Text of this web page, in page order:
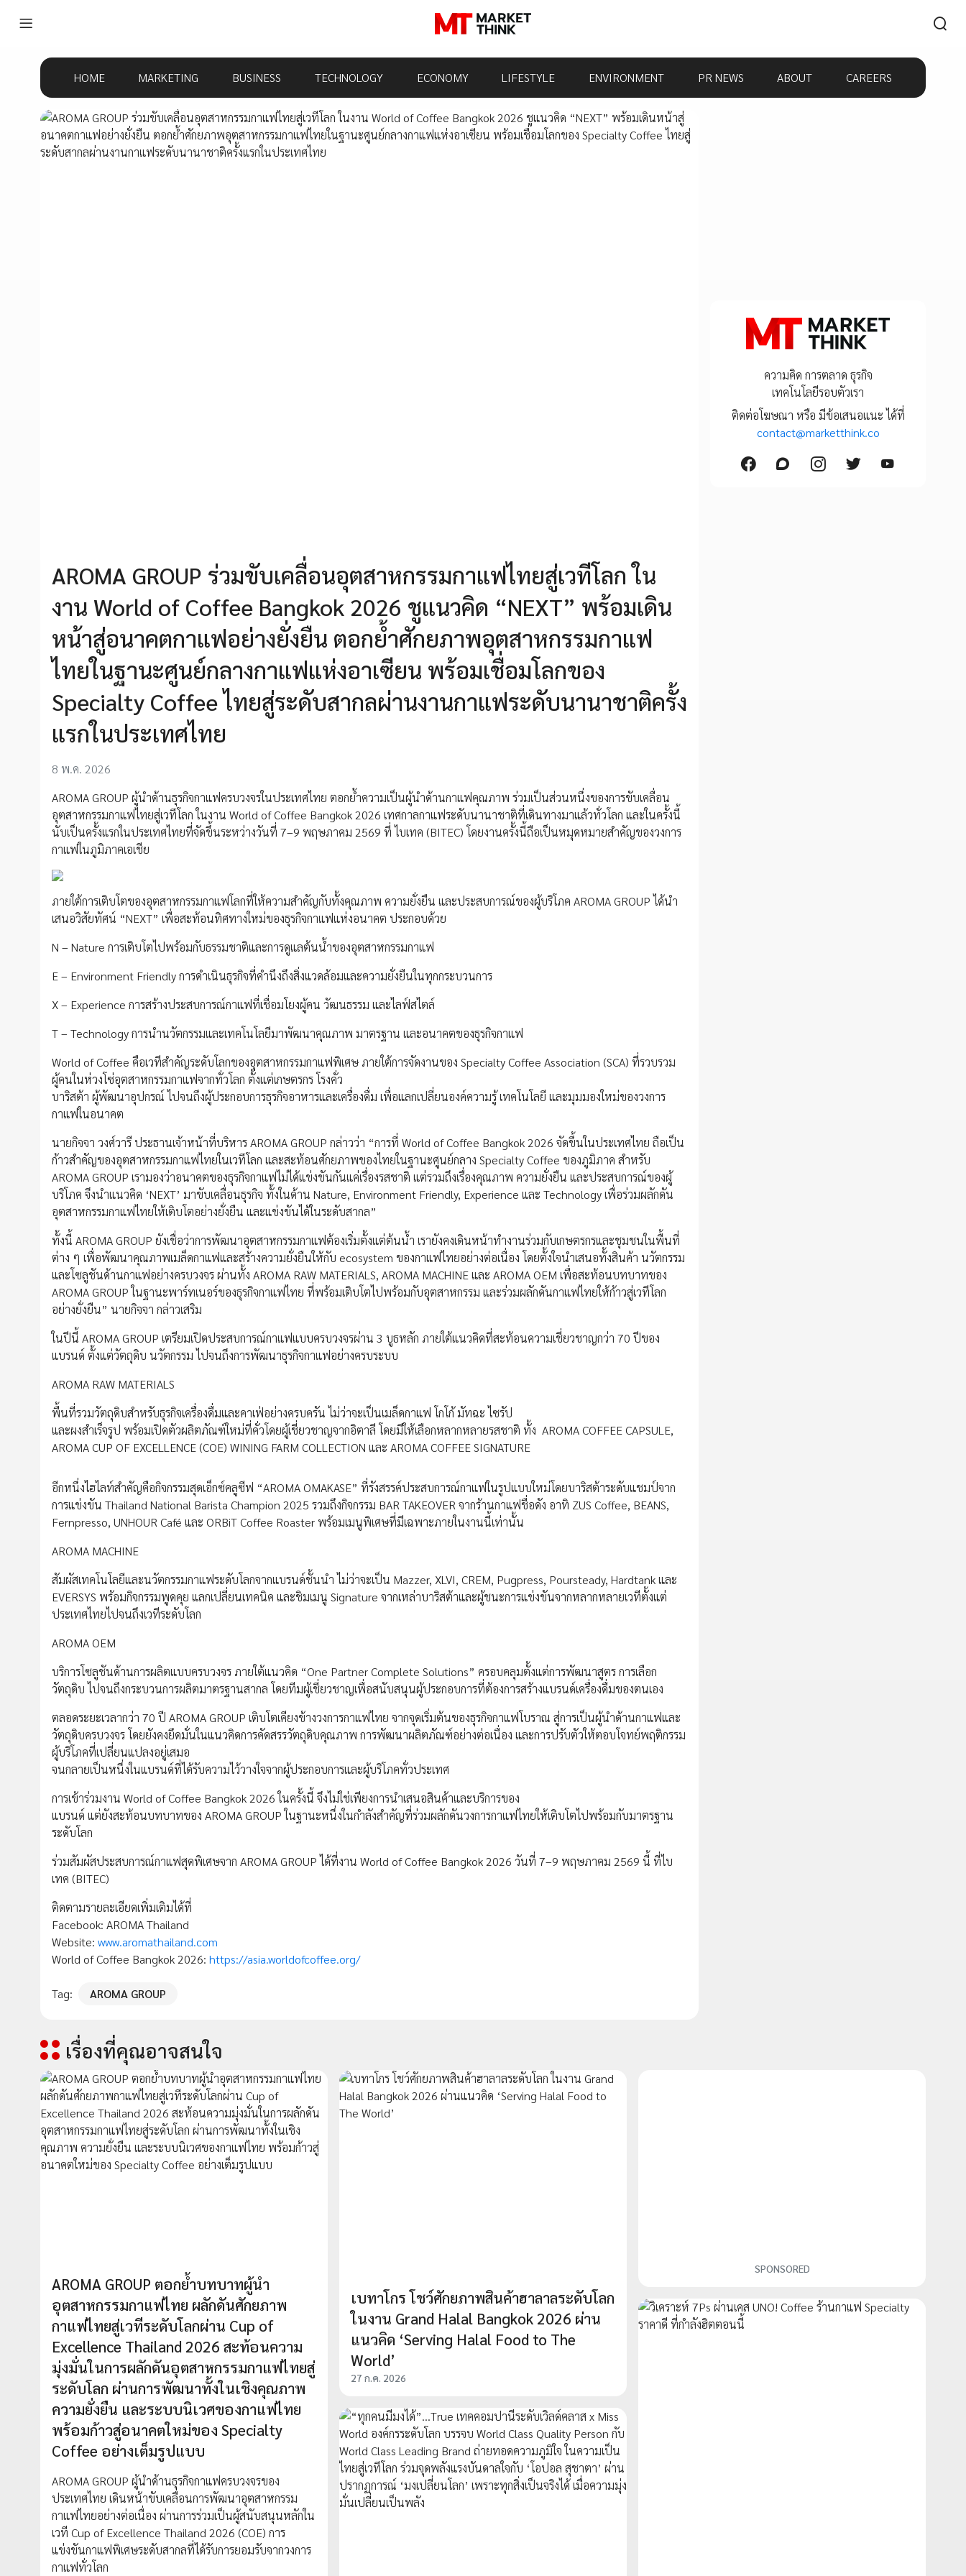
HOME MARKETING BUSINESS TECHNOLOGY ECONOMY LIFESTYLE ENVIRONMENT PR NEWS ABOUT CAREERS
AROMA GROUP ร่วมขับเคลื่อนอุตสาหกรรมกาแฟไทยสู่เวทีโลก ใน
งาน World of Coffee Bangkok 2026 ชูแนวคิด “NEXT” พร้อมเดิน
หน้าสู่อนาคตกาแฟอย่างยั่งยืน ตอกย้ำศักยภาพอุตสาหกรรมกาแฟ
ไทยในฐานะศูนย์กลางกาแฟแห่งอาเซียน พร้อมเชื่อมโลกของ
Specialty Coffee ไทยสู่ระดับสากลผ่านงานกาแฟระดับนานาชาติครั้ง
แรกในประเทศไทย
8 พ.ค. 2026
AROMA GROUP ผู้นำด้านธุรกิจกาแฟครบวงจรในประเทศไทย ตอกย้ำความเป็นผู้นำด้านกาแฟคุณภาพ ร่วมเป็นส่วนหนึ่งของการขับเคลื่อน
อุตสาหกรรมกาแฟไทยสู่เวทีโลก ในงาน World of Coffee Bangkok 2026 เทศกาลกาแฟระดับนานาชาติที่เดินทางมาแล้วทั่วโลก และในครั้งนี้
นับเป็นครั้งแรกในประเทศไทยที่จัดขึ้นระหว่างวันที่ 7–9 พฤษภาคม 2569 ที่ ไบเทค (BITEC) โดยงานครั้งนี้ถือเป็นหมุดหมายสำคัญของวงการ
กาแฟในภูมิภาคเอเชีย
ภายใต้การเติบโตของอุตสาหกรรมกาแฟโลกที่ให้ความสำคัญกับทั้งคุณภาพ ความยั่งยืน และประสบการณ์ของผู้บริโภค AROMA GROUP ได้นำ
เสนอวิสัยทัศน์ “NEXT” เพื่อสะท้อนทิศทางใหม่ของธุรกิจกาแฟแห่งอนาคต ประกอบด้วย
N – Nature การเติบโตไปพร้อมกับธรรมชาติและการดูแลต้นน้ำของอุตสาหกรรมกาแฟ
E – Environment Friendly การดำเนินธุรกิจที่คำนึงถึงสิ่งแวดล้อมและความยั่งยืนในทุกกระบวนการ
X – Experience การสร้างประสบการณ์กาแฟที่เชื่อมโยงผู้คน วัฒนธรรม และไลฟ์สไตล์
T – Technology การนำนวัตกรรมและเทคโนโลยีมาพัฒนาคุณภาพ มาตรฐาน และอนาคตของธุรกิจกาแฟ
World of Coffee คือเวทีสำคัญระดับโลกของอุตสาหกรรมกาแฟพิเศษ ภายใต้การจัดงานของ Specialty Coffee Association (SCA) ที่รวบรวม
ผู้คนในห่วงโซ่อุตสาหกรรมกาแฟจากทั่วโลก ตั้งแต่เกษตรกร โรงคั่ว
บาริสต้า ผู้พัฒนาอุปกรณ์ ไปจนถึงผู้ประกอบการธุรกิจอาหารและเครื่องดื่ม เพื่อแลกเปลี่ยนองค์ความรู้ เทคโนโลยี และมุมมองใหม่ของวงการ
กาแฟในอนาคต
นายกิจจา วงศ์วารี ประธานเจ้าหน้าที่บริหาร AROMA GROUP กล่าวว่า “การที่ World of Coffee Bangkok 2026 จัดขึ้นในประเทศไทย ถือเป็น
ก้าวสำคัญของอุตสาหกรรมกาแฟไทยในเวทีโลก และสะท้อนศักยภาพของไทยในฐานะศูนย์กลาง Specialty Coffee ของภูมิภาค สำหรับ
AROMA GROUP เรามองว่าอนาคตของธุรกิจกาแฟไม่ได้แข่งขันกันแค่เรื่องรสชาติ แต่รวมถึงเรื่องคุณภาพ ความยั่งยืน และประสบการณ์ของผู้
บริโภค จึงนำแนวคิด ‘NEXT’ มาขับเคลื่อนธุรกิจ ทั้งในด้าน Nature, Environment Friendly, Experience และ Technology เพื่อร่วมผลักดัน
อุตสาหกรรมกาแฟไทยให้เติบโตอย่างยั่งยืน และแข่งขันได้ในระดับสากล”
ทั้งนี้ AROMA GROUP ยังเชื่อว่าการพัฒนาอุตสาหกรรมกาแฟต้องเริ่มตั้งแต่ต้นน้ำ เรายังคงเดินหน้าทำงานร่วมกับเกษตรกรและชุมชนในพื้นที่
ต่าง ๆ เพื่อพัฒนาคุณภาพเมล็ดกาแฟและสร้างความยั่งยืนให้กับ ecosystem ของกาแฟไทยอย่างต่อเนื่อง โดยตั้งใจนำเสนอทั้งสินค้า นวัตกรรม
และโซลูชันด้านกาแฟอย่างครบวงจร ผ่านทั้ง AROMA RAW MATERIALS, AROMA MACHINE และ AROMA OEM เพื่อสะท้อนบทบาทของ
AROMA GROUP ในฐานะพาร์ทเนอร์ของธุรกิจกาแฟไทย ที่พร้อมเติบโตไปพร้อมกับอุตสาหกรรม และร่วมผลักดันกาแฟไทยให้ก้าวสู่เวทีโลก
อย่างยั่งยืน” นายกิจจา กล่าวเสริม
ในปีนี้ AROMA GROUP เตรียมเปิดประสบการณ์กาแฟแบบครบวงจรผ่าน 3 บูธหลัก ภายใต้แนวคิดที่สะท้อนความเชี่ยวชาญกว่า 70 ปีของ
แบรนด์ ตั้งแต่วัตถุดิบ นวัตกรรม ไปจนถึงการพัฒนาธุรกิจกาแฟอย่างครบระบบ
AROMA RAW MATERIALS
พื้นที่รวมวัตถุดิบสำหรับธุรกิจเครื่องดื่มและคาเฟ่อย่างครบครัน ไม่ว่าจะเป็นเมล็ดกาแฟ โกโก้ มัทฉะ ไซรัป
และผงสำเร็จรูป พร้อมเปิดตัวผลิตภัณฑ์ใหม่ที่คั่วโดยผู้เชี่ยวชาญจากอิตาลี โดยมีให้เลือกหลากหลายรสชาติ ทั้ง AROMA COFFEE CAPSULE,
AROMA CUP OF EXCELLENCE (COE) WINING FARM COLLECTION และ AROMA COFFEE SIGNATURE
อีกหนึ่งไฮไลท์สำคัญคือกิจกรรมสุดเอ็กซ์คลูซีฟ “AROMA OMAKASE” ที่รังสรรค์ประสบการณ์กาแฟในรูปแบบใหม่โดยบาริสต้าระดับแชมป์จาก
การแข่งขัน Thailand National Barista Champion 2025 รวมถึงกิจกรรม BAR TAKEOVER จากร้านกาแฟชื่อดัง อาทิ ZUS Coffee, BEANS,
Fernpresso, UNHOUR Café และ ORBiT Coffee Roaster พร้อมเมนูพิเศษที่มีเฉพาะภายในงานนี้เท่านั้น
AROMA MACHINE
สัมผัสเทคโนโลยีและนวัตกรรมกาแฟระดับโลกจากแบรนด์ชั้นนำ ไม่ว่าจะเป็น Mazzer, XLVI, CREM, Pugpress, Poursteady, Hardtank และ
EVERSYS พร้อมกิจกรรมพูดคุย แลกเปลี่ยนเทคนิค และชิมเมนู Signature จากเหล่าบาริสต้าและผู้ชนะการแข่งขันจากหลากหลายเวทีตั้งแต่
ประเทศไทยไปจนถึงเวทีระดับโลก
AROMA OEM
บริการโซลูชันด้านการผลิตแบบครบวงจร ภายใต้แนวคิด “One Partner Complete Solutions” ครอบคลุมตั้งแต่การพัฒนาสูตร การเลือก
วัตถุดิบ ไปจนถึงกระบวนการผลิตมาตรฐานสากล โดยทีมผู้เชี่ยวชาญเพื่อสนับสนุนผู้ประกอบการที่ต้องการสร้างแบรนด์เครื่องดื่มของตนเอง
ตลอดระยะเวลากว่า 70 ปี AROMA GROUP เติบโตเคียงข้างวงการกาแฟไทย จากจุดเริ่มต้นของธุรกิจกาแฟโบราณ สู่การเป็นผู้นำด้านกาแฟและ
วัตถุดิบครบวงจร โดยยังคงยึดมั่นในแนวคิดการคัดสรรวัตถุดิบคุณภาพ การพัฒนาผลิตภัณฑ์อย่างต่อเนื่อง และการปรับตัวให้ตอบโจทย์พฤติกรรม
ผู้บริโภคที่เปลี่ยนแปลงอยู่เสมอ
จนกลายเป็นหนึ่งในแบรนด์ที่ได้รับความไว้วางใจจากผู้ประกอบการและผู้บริโภคทั่วประเทศ
การเข้าร่วมงาน World of Coffee Bangkok 2026 ในครั้งนี้ จึงไม่ใช่เพียงการนำเสนอสินค้าและบริการของ
แบรนด์ แต่ยังสะท้อนบทบาทของ AROMA GROUP ในฐานะหนึ่งในกำลังสำคัญที่ร่วมผลักดันวงการกาแฟไทยให้เติบโตไปพร้อมกับมาตรฐาน
ระดับโลก
ร่วมสัมผัสประสบการณ์กาแฟสุดพิเศษจาก AROMA GROUP ได้ที่งาน World of Coffee Bangkok 2026 วันที่ 7–9 พฤษภาคม 2569 นี้ ที่ไบ
เทค (BITEC)
ติดตามรายละเอียดเพิ่มเติมได้ที่
Facebook: AROMA Thailand
Website: www.aromathailand.com
World of Coffee Bangkok 2026: https://asia.worldofcoffee.org/
Tag: AROMA GROUP
ความคิด การตลาด ธุรกิจ
เทคโนโลยีรอบตัวเรา
ติดต่อโฆษณา หรือ มีข้อเสนอแนะ ได้ที่
contact@marketthink.co
เรื่องที่คุณอาจสนใจ
AROMA GROUP ตอกย้ำบทบาทผู้นำ
อุตสาหกรรมกาแฟไทย ผลักดันศักยภาพ
กาแฟไทยสู่เวทีระดับโลกผ่าน Cup of
Excellence Thailand 2026 สะท้อนความ
มุ่งมั่นในการผลักดันอุตสาหกรรมกาแฟไทยสู่
ระดับโลก ผ่านการพัฒนาทั้งในเชิงคุณภาพ
ความยั่งยืน และระบบนิเวศของกาแฟไทย
พร้อมก้าวสู่อนาคตใหม่ของ Specialty
Coffee อย่างเต็มรูปแบบ
AROMA GROUP ผู้นำด้านธุรกิจกาแฟครบวงจรของ
ประเทศไทย เดินหน้าขับเคลื่อนการพัฒนาอุตสาหกรรม
กาแฟไทยอย่างต่อเนื่อง ผ่านการร่วมเป็นผู้สนับสนุนหลักใน
เวที Cup of Excellence Thailand 2026 (COE) การ
แข่งขันกาแฟพิเศษระดับสากลที่ได้รับการยอมรับจากวงการ
กาแฟทั่วโลก
เบทาโกร โชว์ศักยภาพสินค้าฮาลาลระดับโลก
ในงาน Grand Halal Bangkok 2026 ผ่าน
แนวคิด ‘Serving Halal Food to The
World’
27 ก.ค. 2026
SPONSORED